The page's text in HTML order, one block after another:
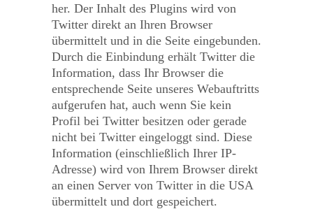
her. Der Inhalt des Plugins wird von
Twitter direkt an Ihren Browser
übermittelt und in die Seite eingebunden.
Durch die Einbindung erhält Twitter die
Information, dass Ihr Browser die
entsprechende Seite unseres Webauftritts
aufgerufen hat, auch wenn Sie kein
Profil bei Twitter besitzen oder gerade
nicht bei Twitter eingeloggt sind. Diese
Information (einschließlich Ihrer IP-
Adresse) wird von Ihrem Browser direkt
an einen Server von Twitter in die USA
übermittelt und dort gespeichert.